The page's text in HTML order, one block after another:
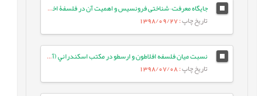
جایگاه معرفت¬شناختی فرونسیس و اهمیت آن در فلسفۀ اخلاق ارسطو
تاریخ چاپ: 1398/09/27
نسبت ميان فلسفه افلاطون و ارسطو در مکتب اسکندراني (آمونيوسي)
تاریخ چاپ: 1398/07/08